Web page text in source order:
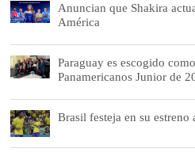
Anuncian que Shakira
América
Paraguay es escogido
Panamericanos Junior de
Brasil festeja en su estreno